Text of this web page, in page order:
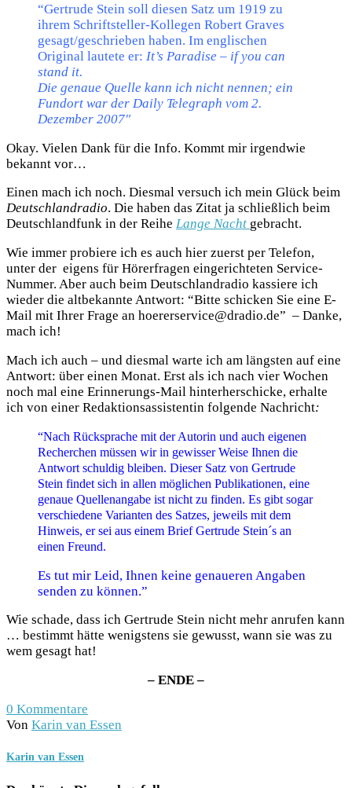
“Gertrude Stein soll diesen Satz um 1919 zu
ihrem Schriftsteller-Kollegen Robert Graves
gesagt/geschrieben haben. Im englischen
Original lautete er: It’s Paradise – if you can
stand it.
Die genaue Quelle kann ich nicht nennen; ein
Fundort war der Daily Telegraph vom 2.
Dezember 2007″
Okay. Vielen Dank für die Info. Kommt mir irgendwie
bekannt vor…
Einen mach ich noch. Diesmal versuch ich mein Glück beim
Deutschlandradio. Die haben das Zitat ja schließlich beim
Deutschlandfunk in der Reihe Lange Nacht gebracht.
Wie immer probiere ich es auch hier zuerst per Telefon,
unter der eigens für Hörerfragen eingerichteten Service-
Nummer. Aber auch beim Deutschlandradio kassiere ich
wieder die altbekannte Antwort: “Bitte schicken Sie eine E-
Mail mit Ihrer Frage an hoererservice@dradio.de” – Danke,
mach ich!
Mach ich auch – und diesmal warte ich am längsten auf eine
Antwort: über einen Monat. Erst als ich nach vier Wochen
noch mal eine Erinnerungs-Mail hinterherschicke, erhalte
ich von einer Redaktionsassistentin folgende Nachricht:
“Nach Rücksprache mit der Autorin und auch eigenen
Recherchen müssen wir in gewisser Weise Ihnen die
Antwort schuldig bleiben. Dieser Satz von Gertrude
Stein findet sich in allen möglichen Publikationen, eine
genaue Quellenangabe ist nicht zu finden. Es gibt sogar
verschiedene Varianten des Satzes, jeweils mit dem
Hinweis, er sei aus einem Brief Gertrude Stein´s an
einen Freund.
Es tut mir Leid, Ihnen keine genaueren Angaben
senden zu können.”
Wie schade, dass ich Gertrude Stein nicht mehr anrufen kann
… bestimmt hätte wenigstens sie gewusst, wann sie was zu
wem gesagt hat!
– ENDE –
0 Kommentare
Von Karin van Essen
Karin van Essen